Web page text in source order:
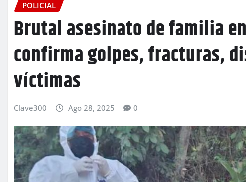
POLICIAL
Brutal asesinato de familia
confirma golpes, fracturas,
víctimas
Clave300 Ago 28, 2025 0